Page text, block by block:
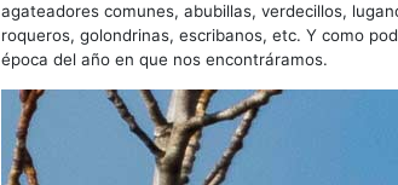
agateadores comunes, abubillas, verdecillos,
roqueros, golondrinas, escribanos, etc. Y como
época del año en que nos encontráramos.